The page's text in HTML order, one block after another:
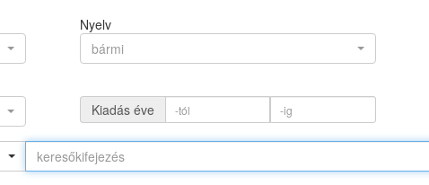
Nyelv
bármi
Kiadás éve